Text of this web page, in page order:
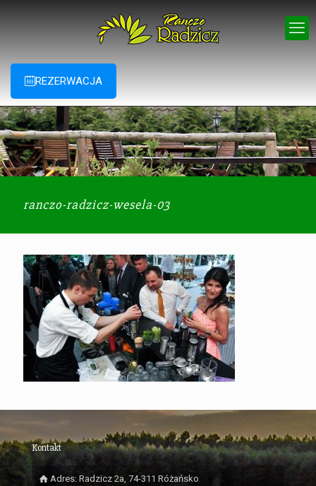
REZERWACJA
ranczo-radzicz-wesela-03
Kontakt
Adres: Radzicz 2a, 74-311 Różańsko